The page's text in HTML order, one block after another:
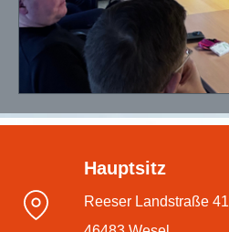
Hauptsitz
Reeser Landstraße 41